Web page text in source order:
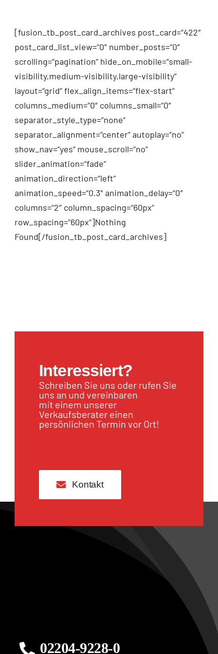
[fusion_tb_post_card_archives post_card=“422″
post_card_list_view=“0″ number_posts=“0″
scrolling=“pagination“ hide_on_mobile=“small-
visibility,medium-visibility,large-visibility“
layout=“grid“ flex_align_items=“flex-start“
columns_medium=“0″ columns_small=“0″
separator_style_type=“none“
separator_alignment=“center“ autoplay=“no“
show_nav=“yes“ mouse_scroll=“no“
slider_animation=“fade“
animation_direction=“left“
animation_speed=“0.3″ animation_delay=“0″
columns=“2″ column_spacing=“60px“
row_spacing=“60px“]Nothing
Found[/fusion_tb_post_card_archives]
Interessiert?
Schreiben Sie uns oder rufen Sie
uns an und vereinbaren
mit einem unserer
Verkaufsberater einen
persönlichen Termin vor Ort!
Kontakt
02204-9228-0